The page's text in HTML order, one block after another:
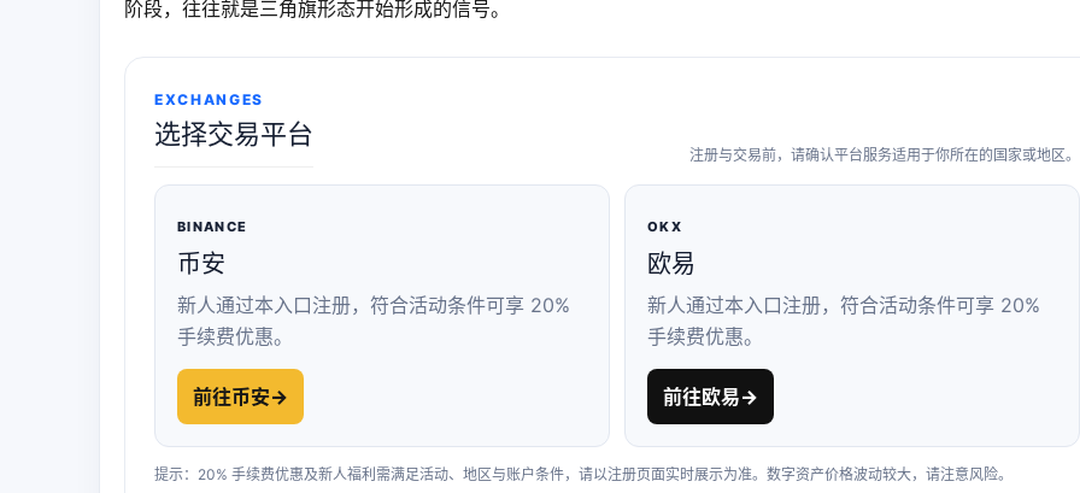
阶段，往往就是三角旗形态开始形成的信号。
EXCHANGES
选择交易平台
注册与交易前，请确认平台服务适用于你所在的国家或地区。
BINANCE
币安
新人通过本入口注册，符合活动条件可享 20%
手续费优惠。
前往币安→
OKX
欧易
新人通过本入口注册，符合活动条件可享 20%
手续费优惠。
前往欧易→
提示：20% 手续费优惠及新人福利需满足活动、地区与账户条件，请以注册页面实时展示为准。数字资产价格波动较大，请注意风险。